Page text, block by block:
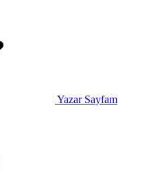
Yazar Sayfam